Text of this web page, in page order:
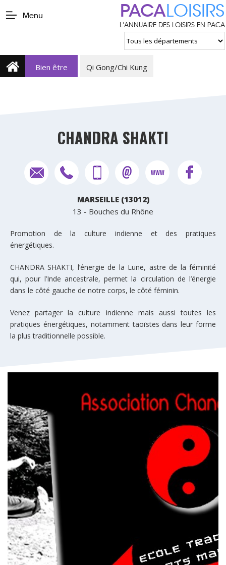
Menu PACALOISIRS
L'ANNUAIRE DES LOISIRS EN PACA
Bien être Qi Gong/Chi Kung
CHANDRA SHAKTI
MARSEILLE (13012)
13 - Bouches du Rhône
Promotion de la culture indienne et des pratiques
énergétiques.
CHANDRA SHAKTI, l’énergie de la Lune, astre de la féminité
qui, pour l’Inde ancestrale, permet la circulation de l’énergie
dans le côté gauche de notre corps, le côté féminin.
Venez partager la culture indienne mais aussi toutes les
pratiques énergétiques, notamment taoïstes dans leur forme
la plus traditionnelle possible.